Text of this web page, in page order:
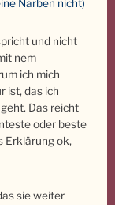
Narben nicht)
und nicht
nem
ich mich
ist, das ich
Das reicht
oder beste
Erklärung ok,
sie weiter